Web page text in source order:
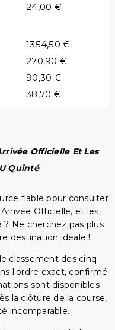
24,00 €
1354,50 €
270,90 €
90,30 €
38,70 €
Officielle Et Les
Quinté
fiable pour consulter
Officielle, et les
Ne cherchez pas plus
destination idéale !
classement des cinq
l'ordre exact, confirmé
sont disponibles
la clôture de la course,
incomparable.